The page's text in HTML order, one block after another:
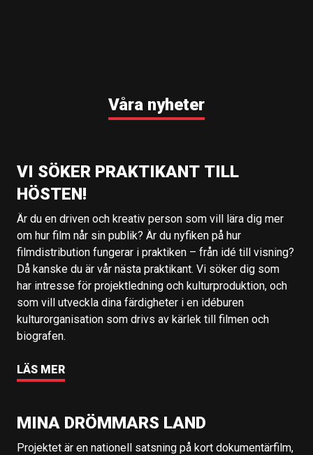
Våra nyheter
VI SÖKER PRAKTIKANT TILL
HÖSTEN!
Är du en driven och kreativ person som vill lära dig mer
om hur film når sin publik? Är du nyfiken på hur
filmdistribution fungerar i praktiken – från idé till visning?
Då kanske du är vår nästa praktikant. Vi söker dig som
har intresse för projektledning och kulturproduktion, och
som vill utveckla dina färdigheter i en idéburen
kulturorganisation som drivs av kärlek till filmen och
biografen.
LÄS MER
MINA DRÖMMARS LAND
Projektet är en nationell satsning på kort dokumentärfilm,